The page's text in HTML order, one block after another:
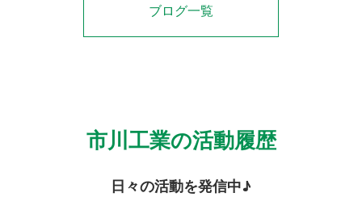
ブログ一覧
市川工業の活動履歴
日々の活動を発信中♪